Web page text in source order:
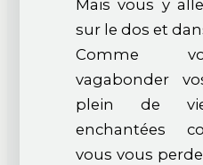
Mais vous y
sur le dos et
Comme
vagabonder
plein de
enchantées
vous vous